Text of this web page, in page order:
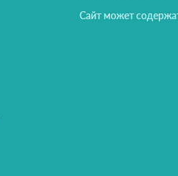
Сайт может